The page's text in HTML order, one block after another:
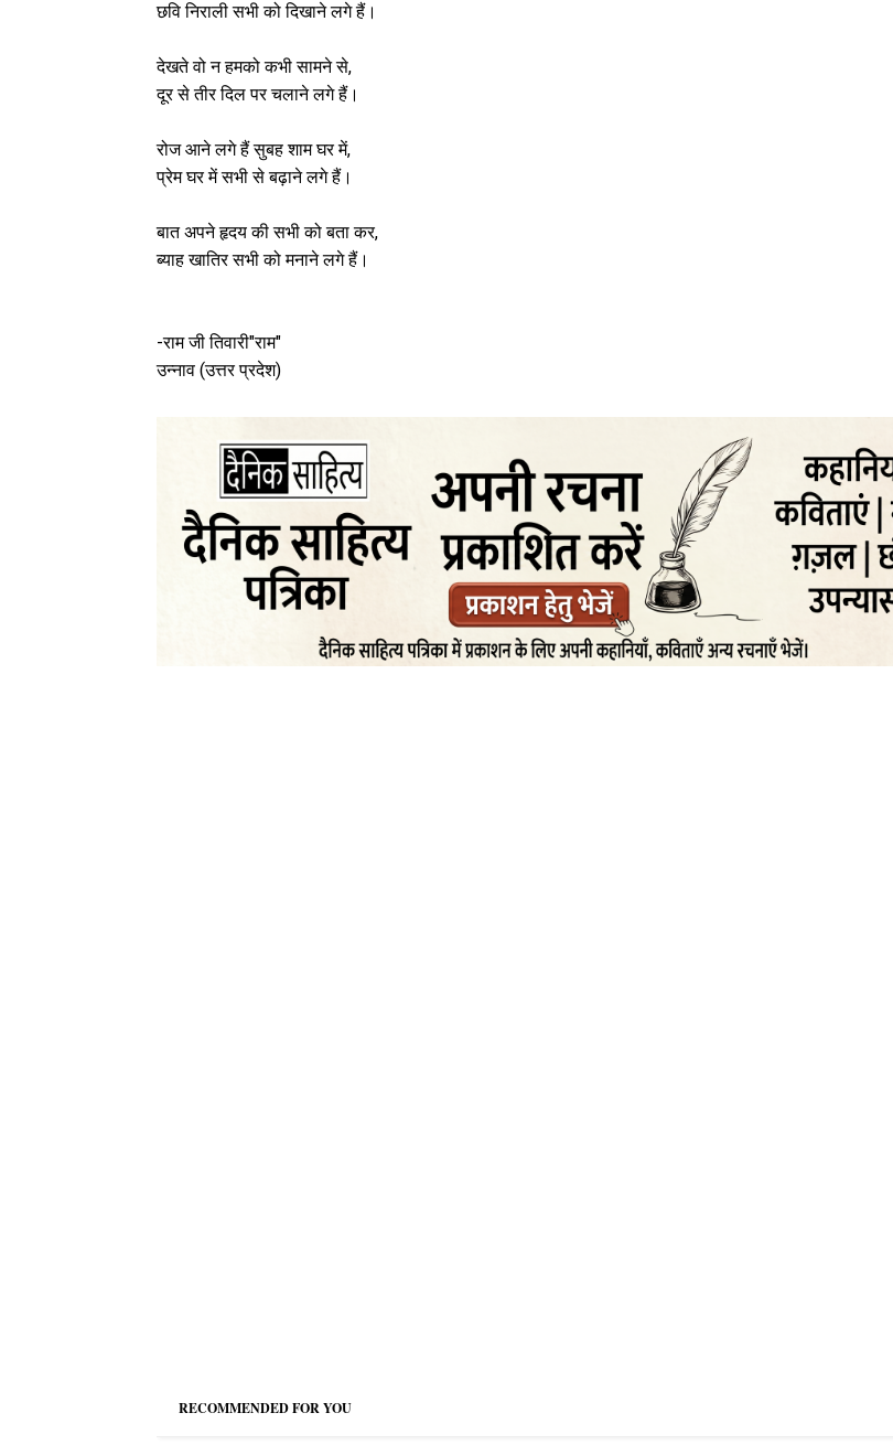
छवि निराली सभी को दिखाने लगे हैं।
देखते वो न हमको कभी सामने से,
दूर से तीर दिल पर चलाने लगे हैं।
रोज आने लगे हैं सुबह शाम घर में,
प्रेम घर में सभी से बढ़ाने लगे हैं।
बात अपने हृदय की सभी को बता कर,
ब्याह खातिर सभी को मनाने लगे हैं।
-राम जी तिवारी"राम"
उन्नाव (उत्तर प्रदेश)
RECOMMENDED FOR YOU